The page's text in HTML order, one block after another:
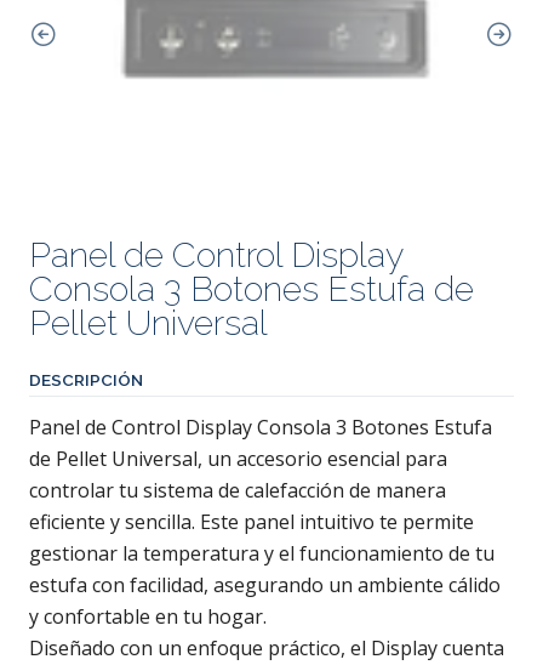
Panel de Control Display
Consola 3 Botones Estufa de
Pellet Universal
DESCRIPCIÓN
Panel de Control Display Consola 3 Botones Estufa
de Pellet Universal, un accesorio esencial para
controlar tu sistema de calefacción de manera
eficiente y sencilla. Este panel intuitivo te permite
gestionar la temperatura y el funcionamiento de tu
estufa con facilidad, asegurando un ambiente cálido
y confortable en tu hogar.
Diseñado con un enfoque práctico, el Display cuenta